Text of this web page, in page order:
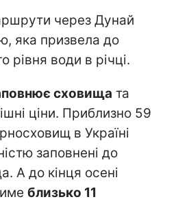
через Дунай
яка призвела до
рівня води в річці.
сховища та
ціни. Приблизно 59
в Україні
заповнені до
А до кінця осені
близько 11